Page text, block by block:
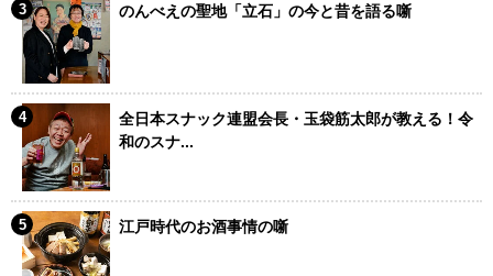
のんべえの聖地「立石」の今と昔を語る噺
全日本スナック連盟会長・玉袋筋太郎が教える！令
和のスナ...
江戸時代のお酒事情の噺